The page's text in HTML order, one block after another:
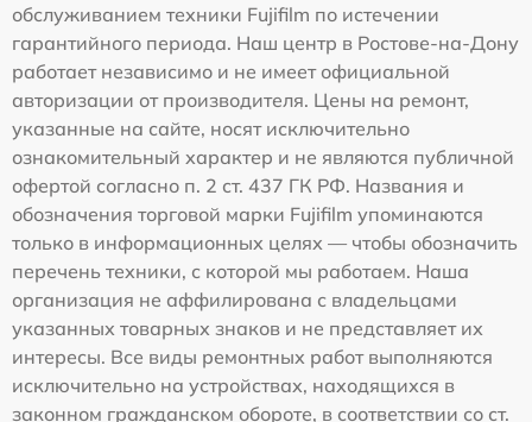
обслуживанием техники Fujifilm по истечении
гарантийного периода. Наш центр в Ростове-на-Дону
работает независимо и не имеет официальной
авторизации от производителя. Цены на ремонт,
указанные на сайте, носят исключительно
ознакомительный характер и не являются публичной
офертой согласно п. 2 ст. 437 ГК РФ. Названия и
обозначения торговой марки Fujifilm упоминаются
только в информационных целях — чтобы обозначить
перечень техники, с которой мы работаем. Наша
организация не аффилирована с владельцами
указанных товарных знаков и не представляет их
интересы. Все виды ремонтных работ выполняются
исключительно на устройствах, находящихся в
законном гражданском обороте, в соответствии со ст.